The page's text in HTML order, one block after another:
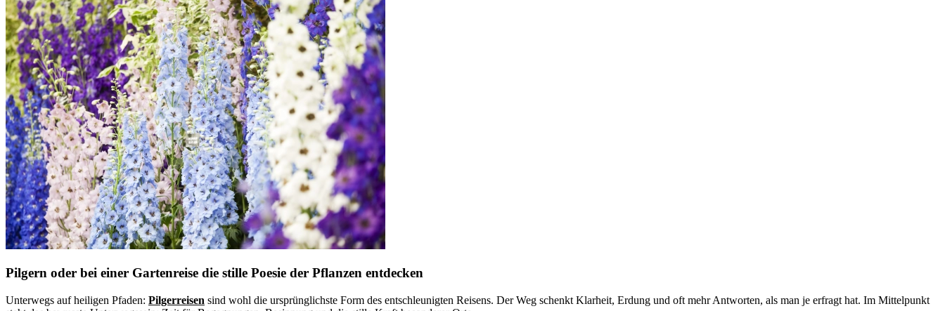
Pilgern oder bei einer Gartenreise die stille Poesie der Pflanzen entdecken
Unterwegs auf heiligen Pfaden: Pilgerreisen sind wohl die ursprünglichste Form des entschleunigten Reisens. Der Weg schenkt Klarheit, Erdung und oft mehr Antworten, als man je erfragt hat. Im Mittelpunkt